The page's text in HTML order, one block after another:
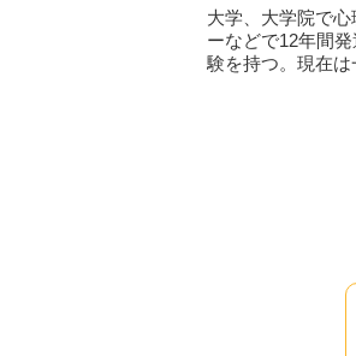
そんな時、あな
探し、もしもそ
ここからは、私
いことは無理に
く知れば知るほ
大学、大学院で
ーなどで12年間
験を持つ。現在